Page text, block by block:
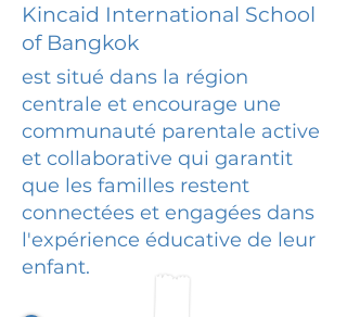
Kincaid International School
of Bangkok
est situé dans la région
centrale et encourage une
communauté parentale active
et collaborative qui garantit
que les familles restent
connectées et engagées dans
l'expérience éducative de leur
enfant.